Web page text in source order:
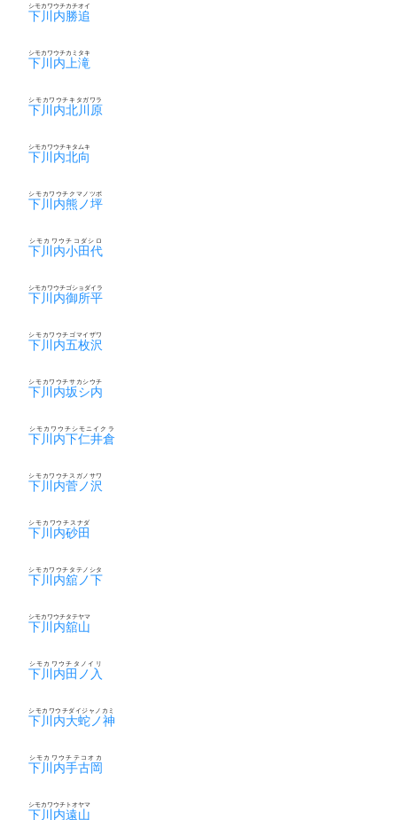
下川内勝追
シモカワウチカチオイ
下川内上滝
シモカワウチカミタキ
下川内北川原
シモカワウチキタガワラ
下川内北向
シモカワウチキタムキ
下川内熊ノ坪
シモカワウチクマノツボ
下川内小田代
シモカワウチコダシロ
下川内御所平
シモカワウチゴショダイラ
下川内五枚沢
シモカワウチゴマイザワ
下川内坂シ内
シモカワウチサカシウチ
下川内下仁井倉
シモカワウチシモニイクラ
下川内菅ノ沢
シモカワウチスガノサワ
下川内砂田
シモカワウチスナダ
下川内舘ノ下
シモカワウチタテノシタ
下川内舘山
シモカワウチタテヤマ
下川内田ノ入
シモカワウチタノイリ
下川内大蛇ノ神
シモカワウチダイジャノカミ
下川内手古岡
シモカワウチテコオカ
下川内遠山
シモカワウチトオヤマ